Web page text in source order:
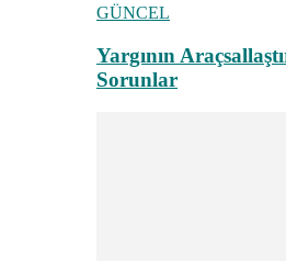
GÜNCEL
Yargının
Sorunlar